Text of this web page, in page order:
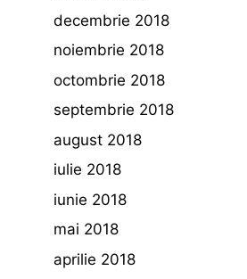
decembrie 2018
noiembrie 2018
octombrie 2018
septembrie 2018
august 2018
iulie 2018
iunie 2018
mai 2018
aprilie 2018